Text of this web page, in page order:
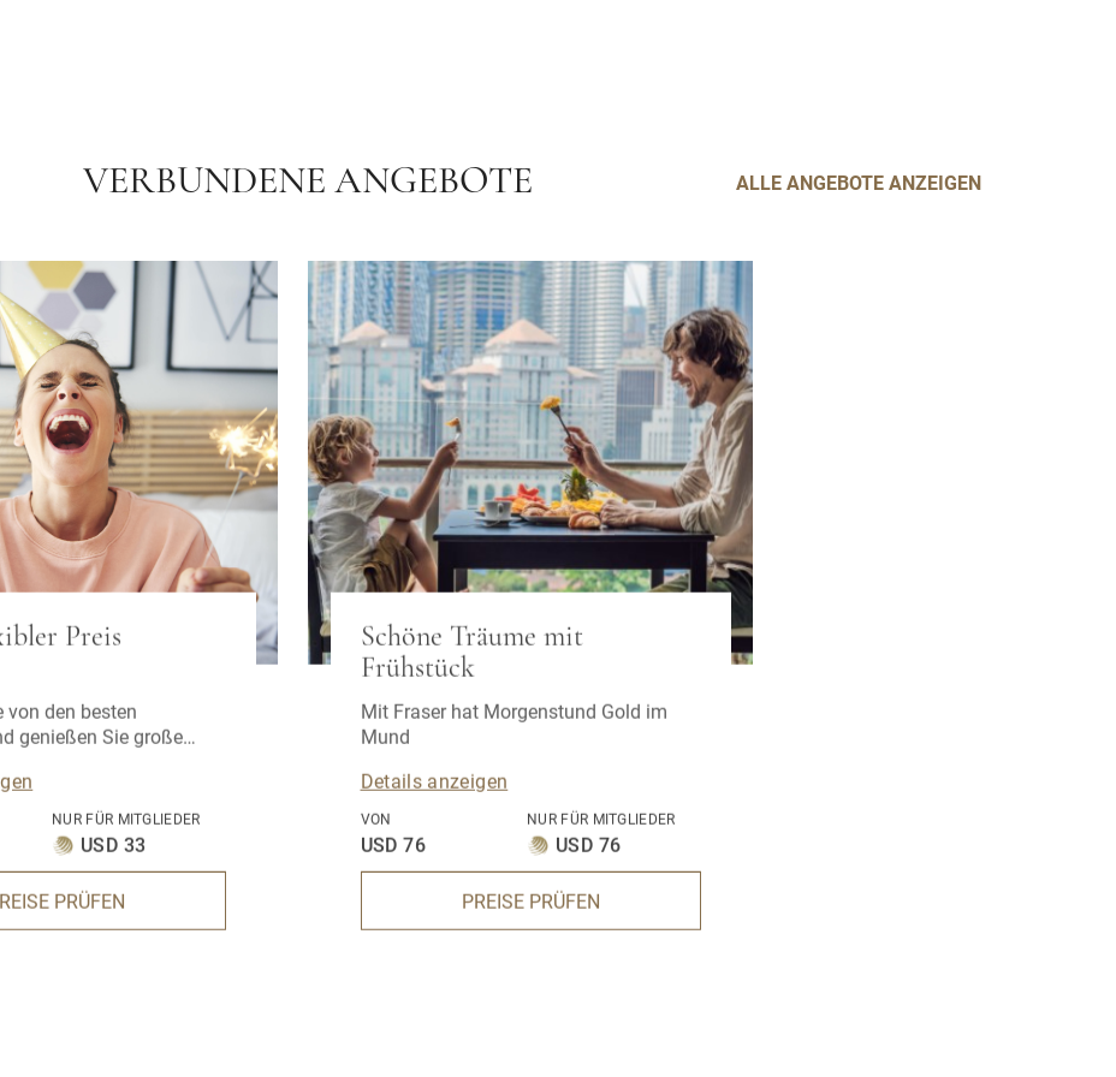
VERBUNDENE ANGEBOTE ALLE ANGEBOTE ANZEIGEN
Preis
von den besten
genießen Sie große
NUR FÜR MITGLIEDER
USD 33
PRÜFEN
Schöne Träume mit
Frühstück
Mit Fraser hat Morgenstund Gold im
Mund
Details anzeigen
VON
USD 76
NUR FÜR MITGLIEDER
USD 76
PREISE PRÜFEN